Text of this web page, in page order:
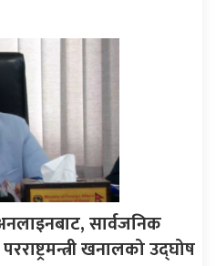
सार्वजनिक
खनालको उद्घोष